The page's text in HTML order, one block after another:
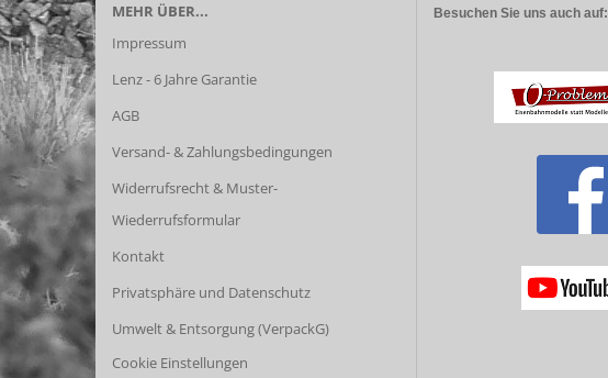
MEHR ÜBER...
Impressum
Lenz - 6 Jahre Garantie
AGB
Versand- & Zahlungsbedingungen
Widerrufsrecht & Muster-
Wiederrufsformular
Kontakt
Privatsphäre und Datenschutz
Umwelt & Entsorgung (VerpackG)
Cookie Einstellungen
Besuchen Sie uns auch auf: